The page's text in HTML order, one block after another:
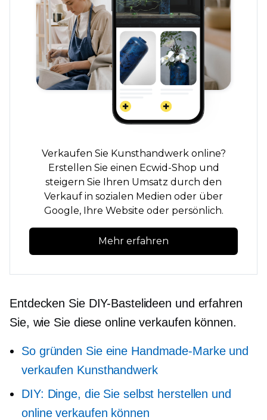
Verkaufen Sie Kunsthandwerk online?
Erstellen Sie einen Ecwid-Shop und
steigern Sie Ihren Umsatz durch den
Verkauf in sozialen Medien oder über
Google, Ihre Website oder persönlich.
Mehr erfahren
Entdecken Sie DIY-Bastelideen und erfahren
Sie, wie Sie diese online verkaufen können.
So gründen Sie eine Handmade-Marke und
verkaufen Kunsthandwerk
DIY: Dinge, die Sie selbst herstellen und
online verkaufen können